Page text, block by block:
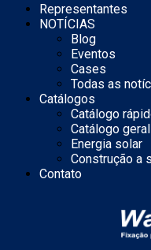
Representantes
NOTÍCIAS
Blog
Eventos
Cases
Todas as
Catálogos
Catálogo
Catálogo geral
Energia solar
Construção a
Contato